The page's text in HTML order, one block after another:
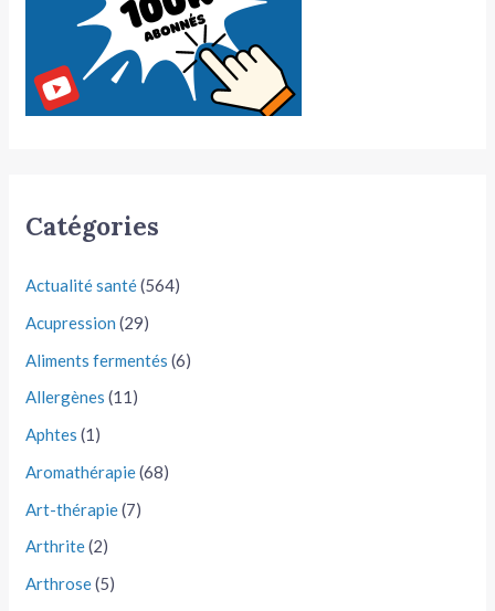
Catégories
Actualité santé(564)
Acupression (29)
Aliments fermentés (6)
Allergènes (11)
Aphtes (1)
Aromathérapie(68)
Art-thérapie(7)
Arthrite(2)
Arthrose(5)